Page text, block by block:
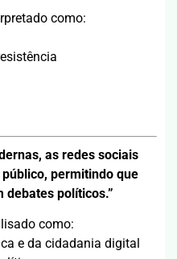
como:
as redes sociais
permitindo que
debates políticos.”
como:
e da cidadania digital